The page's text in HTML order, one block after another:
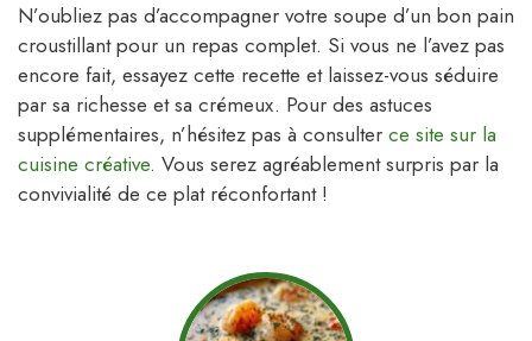
N’oubliez pas d’accompagner votre soupe d’un bon pain
croustillant pour un repas complet. Si vous ne l’avez pas
encore fait, essayez cette recette et laissez-vous séduire
par sa richesse et sa crémeux. Pour des astuces
supplémentaires, n’hésitez pas à consulter ce site sur la
cuisine créative. Vous serez agréablement surpris par la
convivialité de ce plat réconfortant !